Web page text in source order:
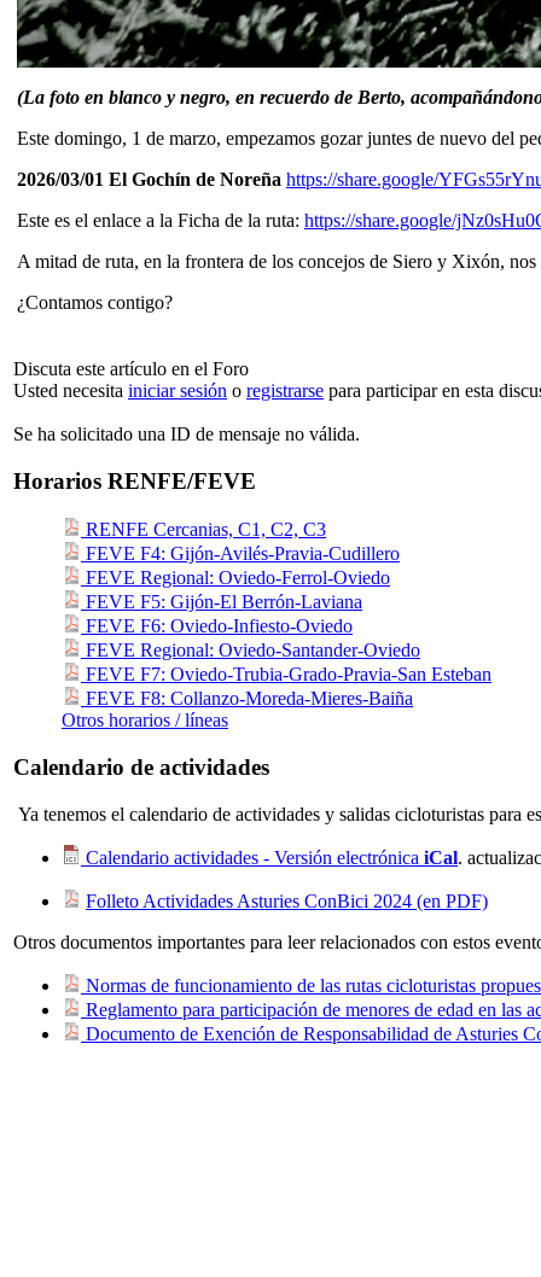
(La foto en blanco y negro, en recuerdo de Berto,
Este domingo, 1 de marzo, empezamos gozar juntes de nuevo del
2026/03/01 El Gochín de Noreña https://share.google/
Este es el enlace a la Ficha de la ruta: https://share.google/
A mitad de ruta, en la frontera de los concejos de Siero y Xixón,
¿Contamos contigo?
Discuta este artículo en el Foro
Usted necesita iniciar sesión o registrarse para participar en esta
Se ha solicitado una ID de mensaje no válida.
Horarios RENFE/FEVE
RENFE Cercanias, C1, C2, C3
FEVE F4: Gijón-Avilés-Pravia-Cudillero
FEVE Regional: Oviedo-Ferrol-Oviedo
FEVE F5: Gijón-El Berrón-Laviana
FEVE F6: Oviedo-Infiesto-Oviedo
FEVE Regional: Oviedo-Santander-Oviedo
FEVE F7: Oviedo-Trubia-Grado-Pravia-San Esteban
FEVE F8: Collanzo-Moreda-Mieres-Baiña
Otros horarios / líneas
Calendario de actividades
Ya tenemos el calendario de actividades y salidas cicloturistas para
Calendario actividades - Versión electrónica iCal.
Folleto Actividades Asturies ConBici 2024 (en PDF)
Otros documentos importantes para leer relacionados con estos
Normas de funcionamiento de las rutas cicloturistas
Reglamento para participación de menores de edad en las
Documento de Exención de Responsabilidad de Asturies